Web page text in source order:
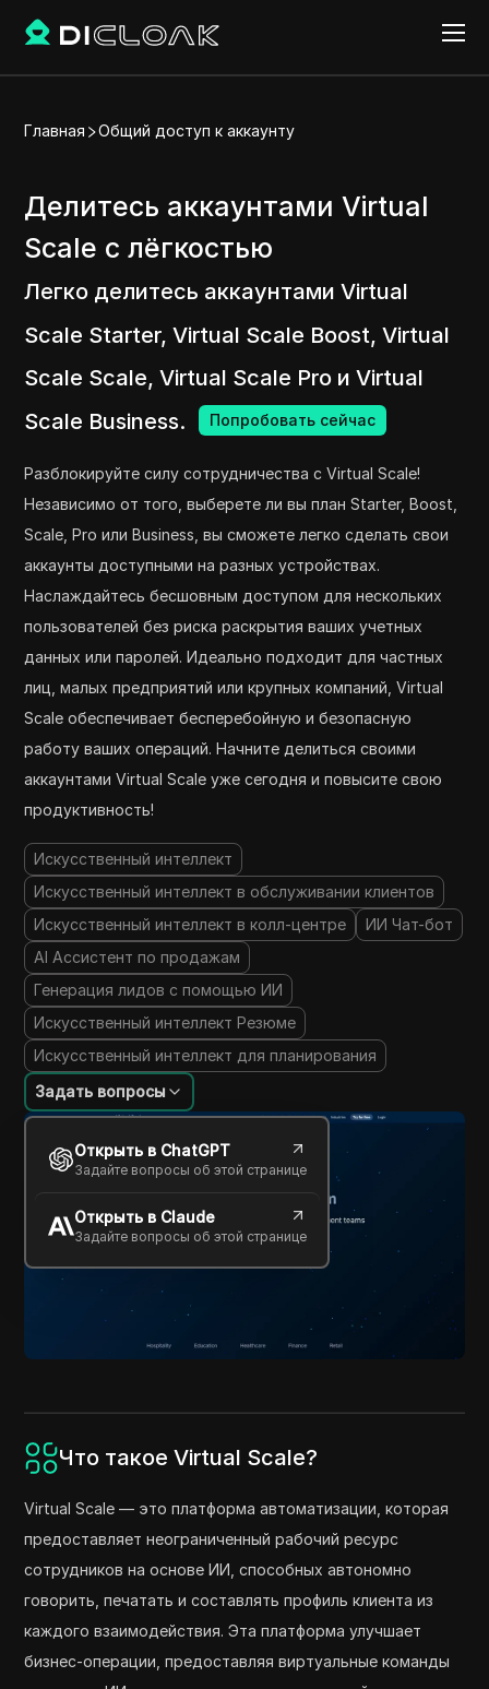
Главная Общий доступ к аккаунту
Делитесь аккаунтами Virtual
Scale с лёгкостью
Легко делитесь аккаунтами Virtual
Scale Starter, Virtual Scale Boost, Virtual
Scale Scale, Virtual Scale Pro и Virtual
Scale Business.
Попробовать сейчас
Разблокируйте силу сотрудничества с Virtual Scale!
Независимо от того, выберете ли вы план Starter, Boost,
Scale, Pro или Business, вы сможете легко сделать свои
аккаунты доступными на разных устройствах.
Наслаждайтесь бесшовным доступом для нескольких
пользователей без риска раскрытия ваших учетных
данных или паролей. Идеально подходит для частных
лиц, малых предприятий или крупных компаний, Virtual
Scale обеспечивает бесперебойную и безопасную
работу ваших операций. Начните делиться своими
аккаунтами Virtual Scale уже сегодня и повысите свою
продуктивность!
Искусственный интеллект
Искусственный интеллект в обслуживании клиентов
Искусственный интеллект в колл-центре
ИИ Чат-бот
AI Ассистент по продажам
Генерация лидов с помощью ИИ
Искусственный интеллект Резюме
Искусственный интеллект для планирования
Задать вопросы
Открыть в ChatGPT
Задайте вопросы об этой странице
Открыть в Claude
Задайте вопросы об этой странице
Что такое Virtual Scale?
Virtual Scale — это платформа автоматизации, которая
предоставляет неограниченный рабочий ресурс
сотрудников на основе ИИ, способных автономно
говорить, печатать и составлять профиль клиента из
каждого взаимодействия. Эта платформа улучшает
бизнес-операции, предоставляя виртуальные команды